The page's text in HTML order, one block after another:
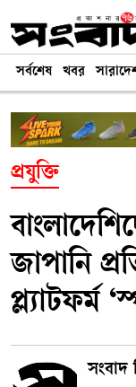
সর্বশেষ খবর
প্রযুক্তি
জাপানি
প্ল্যাটফর্ম
সংবাদ